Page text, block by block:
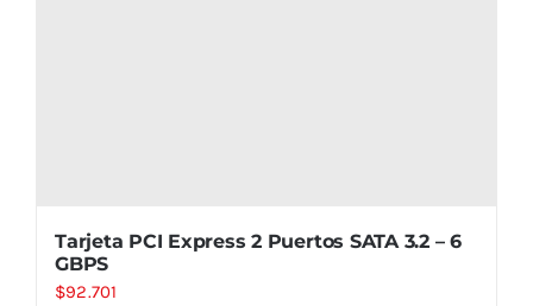
Tarjeta PCI Express 2 Puertos SATA 3.2 – 6
GBPS
$92.701